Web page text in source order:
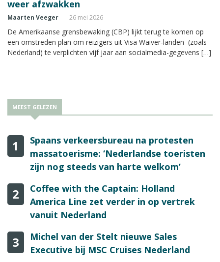
weer afzwakken
Maarten Veeger 26 mei 2026
De Amerikaanse grensbewaking (CBP) lijkt terug te komen op
een omstreden plan om reizigers uit Visa Waiver‑landen (zoals
Nederland) te verplichten vijf jaar aan socialmedia-gegevens […]
MEEST GELEZEN
1
Spaans verkeersbureau na protesten
massatoerisme: ‘Nederlandse toeristen
zijn nog steeds van harte welkom’
2
Coffee with the Captain: Holland
America Line zet verder in op vertrek
vanuit Nederland
3
Michel van der Stelt nieuwe Sales
Executive bij MSC Cruises Nederland